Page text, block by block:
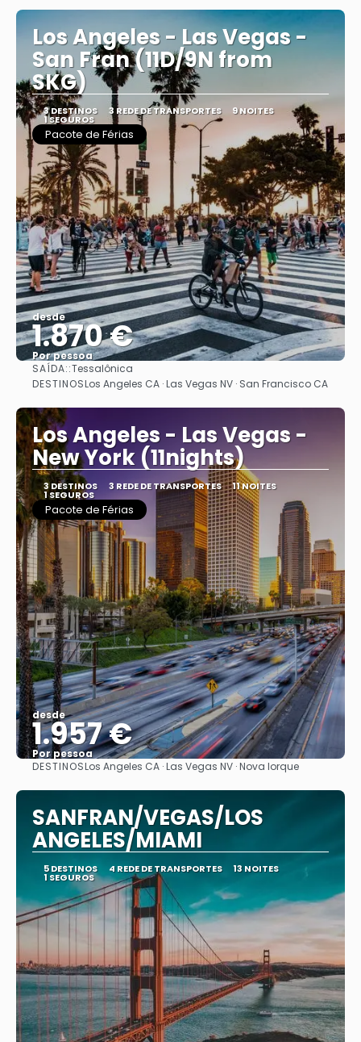
Los Angeles - Las Vegas -
San Fran (11D/9N from
SKG)
3 DESTINOS 3 REDE DE TRANSPORTES 9 NOITES
1 SEGUROS
Pacote de Férias
desde
1.870 €
Por pessoa
Vejo
SAÍDA::Tessalônica
DESTINOSLos Angeles CA · Las Vegas NV · San Francisco CA
Los Angeles - Las Vegas -
New York (11nights)
3 DESTINOS 3 REDE DE TRANSPORTES 11 NOITES
1 SEGUROS
Pacote de Férias
desde
1.957 €
Por pessoa
Vejo
DESTINOSLos Angeles CA · Las Vegas NV · Nova Iorque
SANFRAN/VEGAS/LOS
ANGELES/MIAMI
5 DESTINOS 4 REDE DE TRANSPORTES 13 NOITES
1 SEGUROS